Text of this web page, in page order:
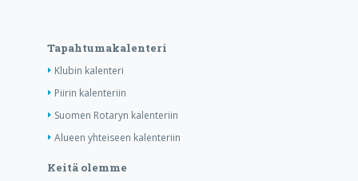
Tapahtumakalenteri
Klubin kalenteri
Piirin kalenteriin
Suomen Rotaryn kalenteriin
Alueen yhteiseen kalenteriin
Keitä olemme